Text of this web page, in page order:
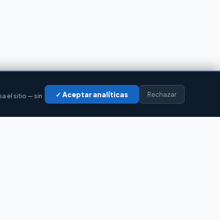
el sitio — sin
✓ Aceptar analíticas Rechazar